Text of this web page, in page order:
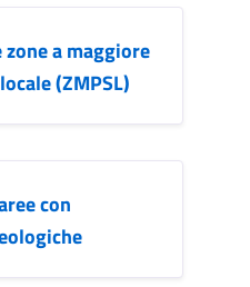
zone a maggiore
(ZMPSL)
con